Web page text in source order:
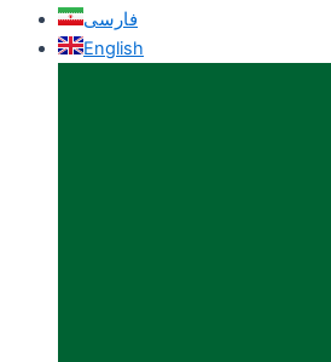
فارسی
English